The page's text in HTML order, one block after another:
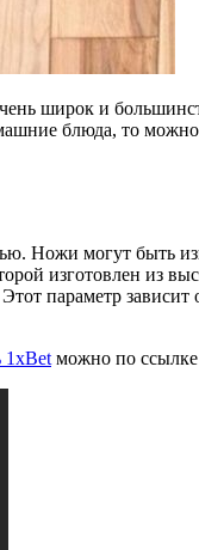
широк и
блюда, то
Ножи могут быть
изготовлен из
параметр
1xBet можно по ссылке